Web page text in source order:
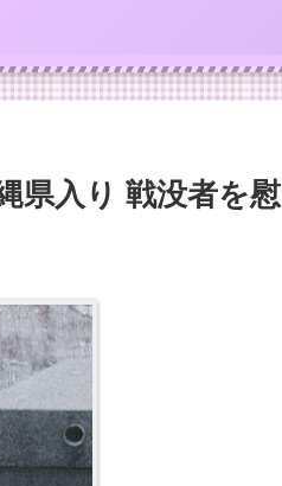
県入り 戦没者を慰